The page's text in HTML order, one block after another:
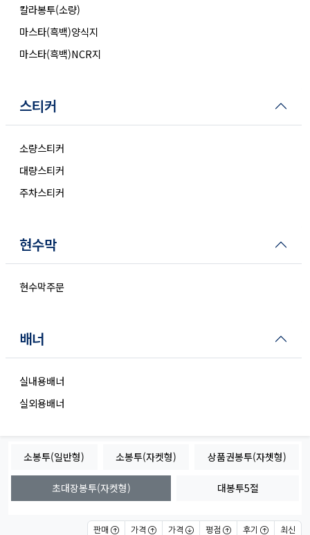
칼라봉투(소량)
마스타(흑백)양식지
마스타(흑백)NCR지
스티커
소량스티커
대량스티커
주차스티커
현수막
현수막주문
배너
실내용배너
실외용배너
소봉투(일반형) 소봉투(자켓형) 상품권봉투(자쳇형)
초대장봉투(자켓형) 대봉투5절
판매 가격 가격 평점 후기 최신